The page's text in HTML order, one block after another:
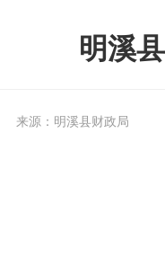
明溪
来源：明溪县财政局